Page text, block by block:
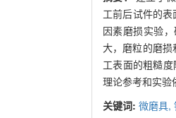
摘要/Abstract
摘要：建立了
工前后试件的
因素磨损实验
工表面的粗糙